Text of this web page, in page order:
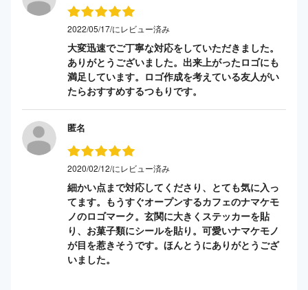
2022/05/17/にレビュー済み
大変迅速でご丁寧な対応をしていただきました。
ありがとうございました。出来上がったロゴにも
満足しています。ロゴ作成を考えている友人がい
たらおすすめするつもりです。
匿名
2020/02/12/にレビュー済み
細かい点まで対応してくださり、とても気に入っ
てます。もうすぐオープンするカフェのナマケモ
ノのロゴマーク。玄関に大きくステッカーを貼
り、お菓子類にシールを貼り。可愛いナマケモノ
が目を惹きそうです。ほんとうにありがとうござ
いました。